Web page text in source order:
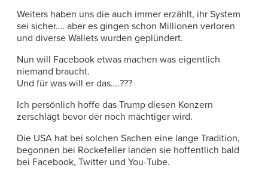
Weiters haben uns die auch immer erzählt, ihr System
sei sicher…. aber es gingen schon Millionen verloren
und diverse Wallets wurden geplündert.
Nun will Facebook etwas machen was eigentlich
niemand braucht.
Und für was will er das….???
Ich persönlich hoffe das Trump diesen Konzern
zerschlägt bevor der noch mächtiger wird.
Die USA hat bei solchen Sachen eine lange Tradition,
begonnen bei Rockefeller landen sie hoffentlich bald
bei Facebook, Twitter und You-Tube.